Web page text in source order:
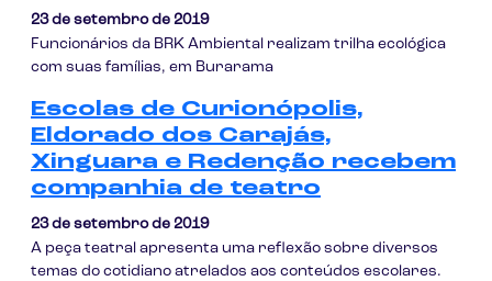
23 de setembro de 2019
Funcionários da BRK Ambiental realizam trilha ecológica
com suas famílias, em Burarama
Escolas de Curionópolis,
Eldorado dos Carajás,
Xinguara e Redenção recebem
companhia de teatro
23 de setembro de 2019
A peça teatral apresenta uma reflexão sobre diversos
temas do cotidiano atrelados aos conteúdos escolares.